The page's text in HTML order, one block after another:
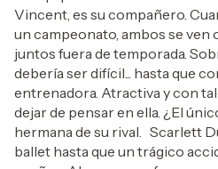
Vincent, es su compañero.
un campeonato, ambos se ven
juntos fuera de temporada.
debería ser difícil... hasta que
entrenadora. Atractiva y con
dejar de pensar en ella. ¿El
hermana de su rival. Scarlett
ballet hasta que un trágico